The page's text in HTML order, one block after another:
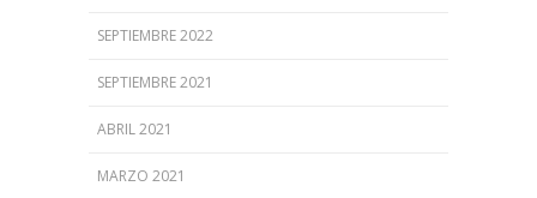
SEPTIEMBRE 2022
SEPTIEMBRE 2021
ABRIL 2021
MARZO 2021